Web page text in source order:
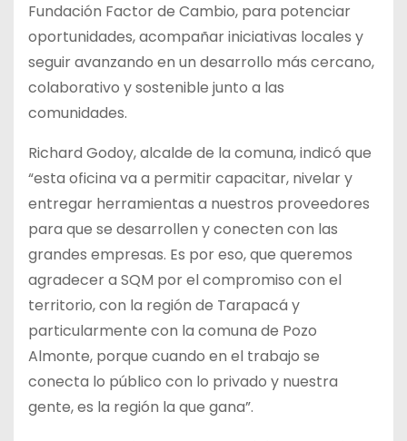
Fundación Factor de Cambio, para potenciar
oportunidades, acompañar iniciativas locales y
seguir avanzando en un desarrollo más cercano,
colaborativo y sostenible junto a las
comunidades.
Richard Godoy, alcalde de la comuna, indicó que
“esta oficina va a permitir capacitar, nivelar y
entregar herramientas a nuestros proveedores
para que se desarrollen y conecten con las
grandes empresas. Es por eso, que queremos
agradecer a SQM por el compromiso con el
territorio, con la región de Tarapacá y
particularmente con la comuna de Pozo
Almonte, porque cuando en el trabajo se
conecta lo público con lo privado y nuestra
gente, es la región la que gana”.